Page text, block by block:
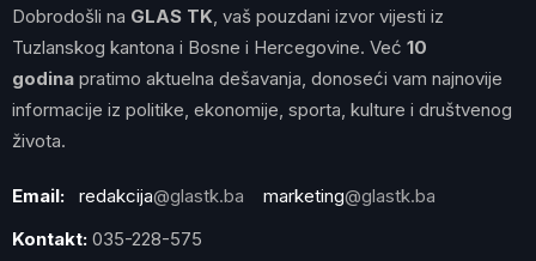
Dobrodošli na GLAS TK , vaš pouzdani izvor vijesti iz
Tuzlanskog kantona i Bosne i Hercegovine. Već 10
godina pratimo aktuelna dešavanja, donoseći vam najnovije
informacije iz politike, ekonomije, sporta, kulture i društvenog
života.
Email: redakcija@glastk.ba marketing@glastk.ba
Kontakt: 035-228-575